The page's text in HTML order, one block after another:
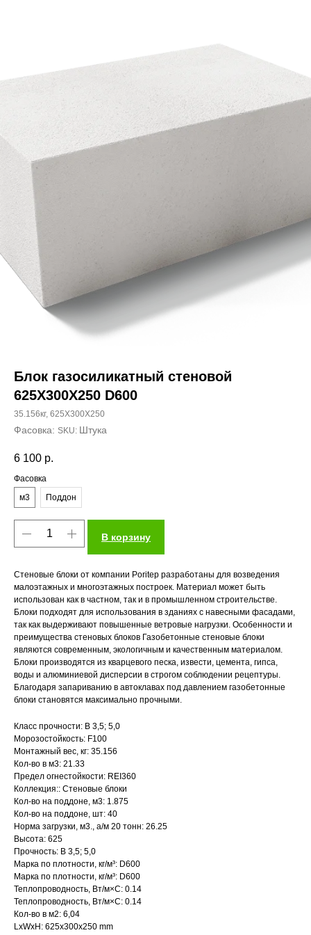
Блок газосиликатный стеновой
625X300Х250 D600
35.156кг, 625X300Х250
SKU: Штука
6 100 р.
Фасовка
м3
Поддон
В корзину
Стеновые блоки от компании Poritep разработаны для возведения
малоэтажных и многоэтажных построек. Материал может быть
использован как в частном, так и в промышленном строительстве.
Блоки подходят для использования в зданиях с навесными фасадами,
так как выдерживают повышенные ветровые нагрузки. Особенности и
преимущества стеновых блоков Газобетонные стеновые блоки
являются современным, экологичным и качественным материалом.
Блоки производятся из кварцевого песка, извести, цемента, гипса,
воды и алюминиевой дисперсии в строгом соблюдении рецептуры.
Благодаря запариванию в автоклавах под давлением газобетонные
блоки становятся максимально прочными.
Класс прочности: B 3,5; 5,0
Морозостойкость: F100
Монтажный вес, кг: 35.156
Кол-во в м3: 21.33
Предел огнестойкости: REI360
Коллекция:: Стеновые блоки
Кол-во на поддоне, м3: 1.875
Кол-во на поддоне, шт: 40
Норма загрузки, м3., а/м 20 тонн: 26.25
Высота: 625
Прочность: B 3,5; 5,0
Марка по плотности, кг/м³: D600
Марка по плотности, кг/м³: D600
Теплопроводность, Вт/м×С: 0.14
Теплопроводность, Вт/м×С: 0.14
Кол-во в м2: 6,04
LxWxH: 625x300x250 mm